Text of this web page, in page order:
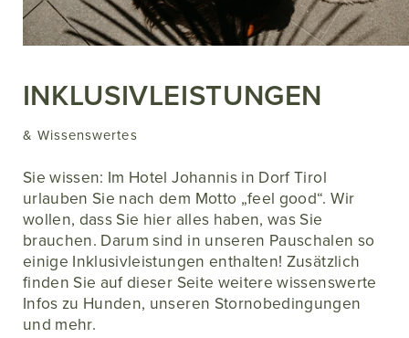
INKLUSIVLEISTUNGEN
& Wissenswertes
Sie wissen: Im Hotel Johannis in Dorf Tirol
urlauben Sie nach dem Motto „feel good“. Wir
wollen, dass Sie hier alles haben, was Sie
brauchen. Darum sind in unseren Pauschalen so
einige Inklusivleistungen enthalten! Zusätzlich
finden Sie auf dieser Seite weitere wissenswerte
Infos zu Hunden, unseren Stornobedingungen
und mehr.